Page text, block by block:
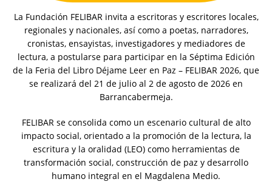
La Fundación FELIBAR invita a escritoras y escritores locales,
regionales y nacionales, así como a poetas, narradores,
cronistas, ensayistas, investigadores y mediadores de
lectura, a postularse para participar en la Séptima Edición
de la Feria del Libro Déjame Leer en Paz – FELIBAR 2026, que
se realizará del 21 de julio al 2 de agosto de 2026 en
Barrancabermeja.
FELIBAR se consolida como un escenario cultural de alto
impacto social, orientado a la promoción de la lectura, la
escritura y la oralidad (LEO) como herramientas de
transformación social, construcción de paz y desarrollo
humano integral en el Magdalena Medio.